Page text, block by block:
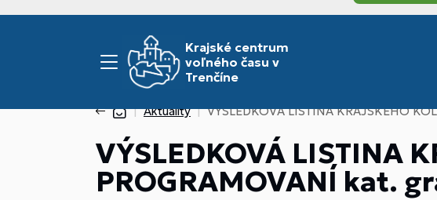
Krajské centrum
voľného času v
Trenčíne
Aktuality VÝSLEDKOVÁ LISTINA KRAJSKÉHO
VÝSLEDKOVÁ LISTINA
PROGRAMOVANÍ kat.